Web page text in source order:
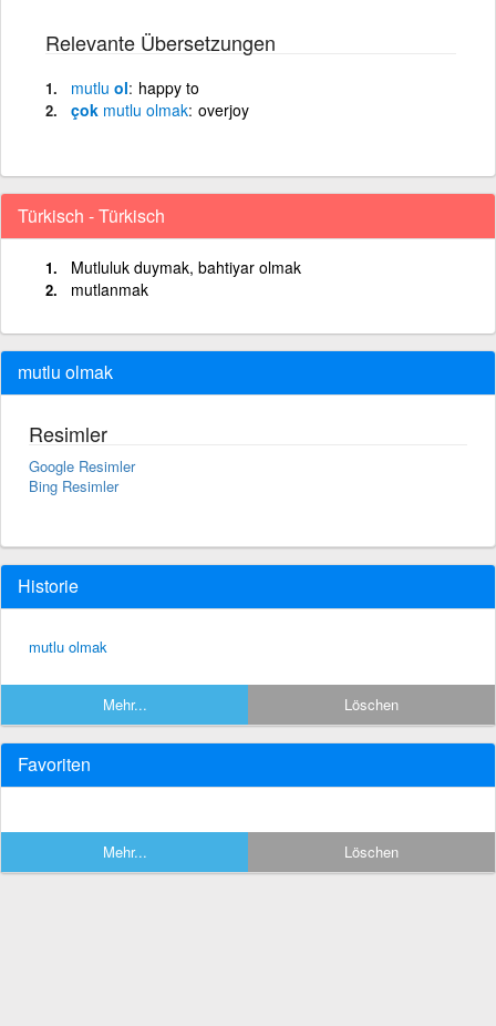
Relevante Übersetzungen
mutlu ol happy to
çok mutlu olmak overjoy
Türkisch - Türkisch
Mutluluk duymak, bahtiyar olmak
mutlanmak
mutlu olmak
Resimler
Google Resimler
Bing Resimler
Historie
mutlu olmak
Mehr... Löschen
Favoriten
Mehr... Löschen